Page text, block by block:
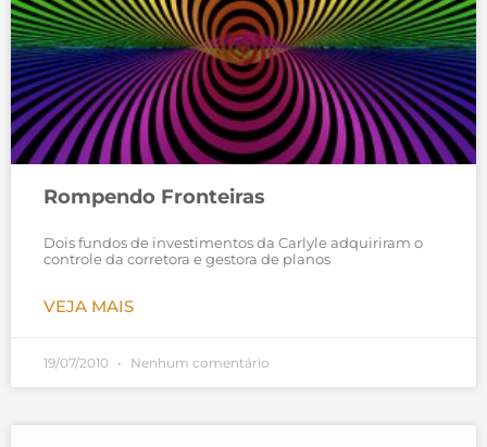
Rompendo Fronteiras
Dois fundos de investimentos da Carlyle adquiriram o
controle da corretora e gestora de planos
VEJA MAIS
19/07/2010 Nenhum comentário